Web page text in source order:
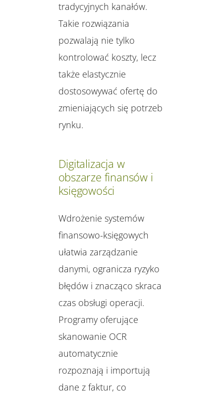
tradycyjnych kanałów.
Takie rozwiązania
pozwalają nie tylko
kontrolować koszty, lecz
także elastycznie
dostosowywać ofertę do
zmieniających się potrzeb
rynku.
Digitalizacja w
obszarze finansów i
księgowości
Wdrożenie systemów
finansowo-księgowych
ułatwia zarządzanie
danymi, ogranicza ryzyko
błędów i znacząco skraca
czas obsługi operacji.
Programy oferujące
skanowanie OCR
automatycznie
rozpoznają i importują
dane z faktur, co